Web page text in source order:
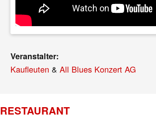
Veranstalter:
Kaufleuten &All Blues Konzert AG
RESTAURANT